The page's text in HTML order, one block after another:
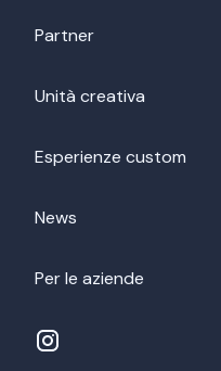
Partner
Unità creativa
Esperienze custom
News
Per le aziende